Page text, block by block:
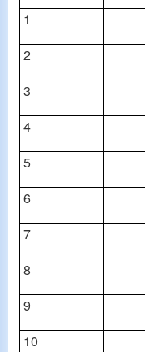
1
2
3
4
5
6
7
8
9
10